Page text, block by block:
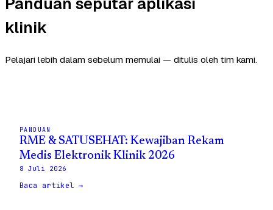
klinik
Pelajari lebih dalam sebelum memulai — ditulis oleh tim kami.
PANDUAN
RME & SATUSEHAT: Kewajiban Rekam
Medis Elektronik Klinik 2026
8 Juli 2026
Baca artikel →